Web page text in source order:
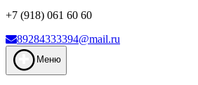
+7 (918) 061 60 60
89284333394@mail.ru
Меню